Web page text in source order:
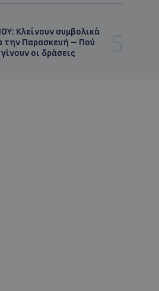
Κλείνουν συμβολικά
την Παρασκευή – Πού
οι δράσεις